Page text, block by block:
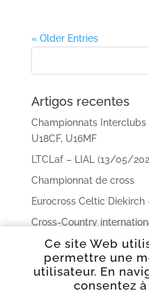
« Older Entries
Artigos recentes
Championnats Interclubs
U18CF, U16MF
LTCLaf – LIAL (13/05/
Championnat de cross
Eurocross Celtic Diekirch
Cross-Country
Parc Lech – 15/01/2023
Comentários
Ce site Web
permettre une
utilisateur. En
consentez